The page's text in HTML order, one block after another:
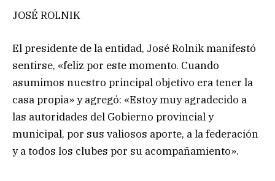
JOSÉ ROLNIK
El presidente de la entidad, José Rolnik manifestó
sentirse, «feliz por este momento. Cuando
asumimos nuestro principal objetivo era tener la
casa propia» y agregó: «Estoy muy agradecido a
las autoridades del Gobierno provincial y
municipal, por sus valiosos aporte, a la federación
y a todos los clubes por su acompañamiento».